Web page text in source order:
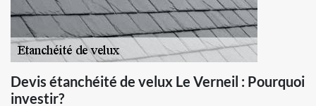
Devis étanchéité de velux Le Verneil : Pourquoi
investir?